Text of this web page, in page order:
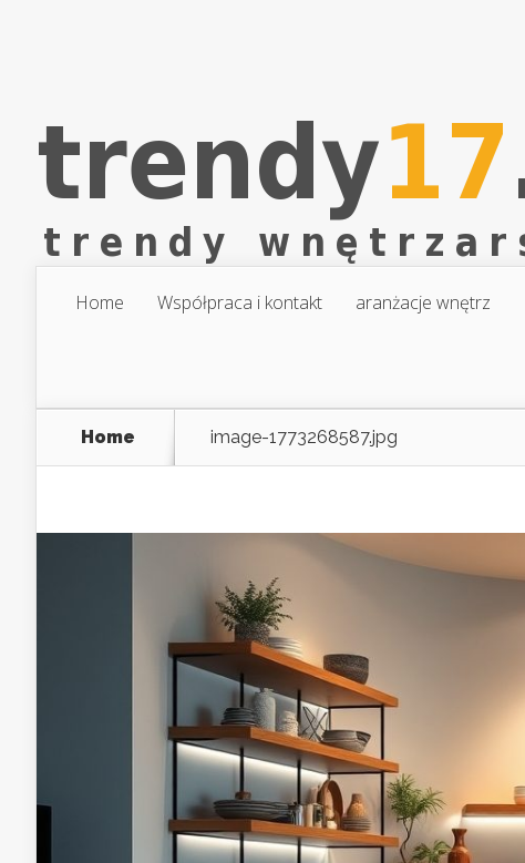
Home Współpraca i kontakt aranżacje wnętrz
Home image-1773268587.jpg